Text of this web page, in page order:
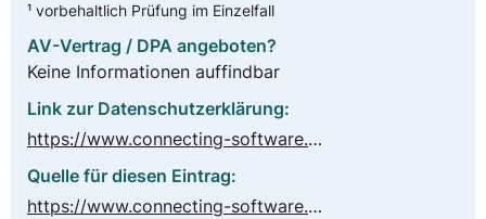
¹ vorbehaltlich Prüfung im Einzelfall
AV-Vertrag / DPA angeboten?
Keine Informationen auffindbar
Link zur Datenschutzerklärung:
https://www.connecting-software.com/privacy-policy/
Quelle für diesen Eintrag:
https://www.connecting-software.com